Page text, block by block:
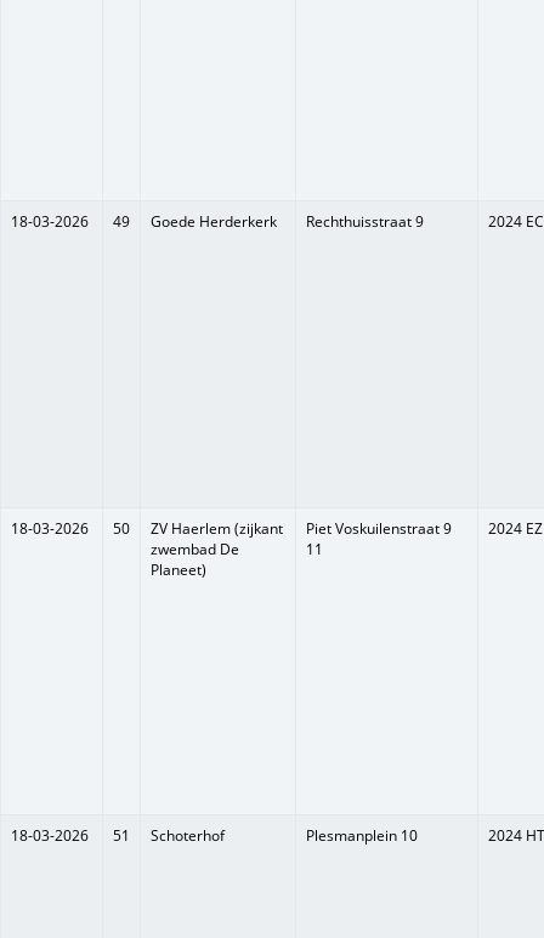
18-03-2026 49 Goede Herderkerk Rechthuisstraat 9 2024 EC
18-03-2026 50
ZV Haerlem (zijkant
zwembad De
Planeet)
Piet Voskuilenstraat 9
11
2024 EZ
18-03-2026 51 Schoterhof Plesmanplein 10 2024 HT